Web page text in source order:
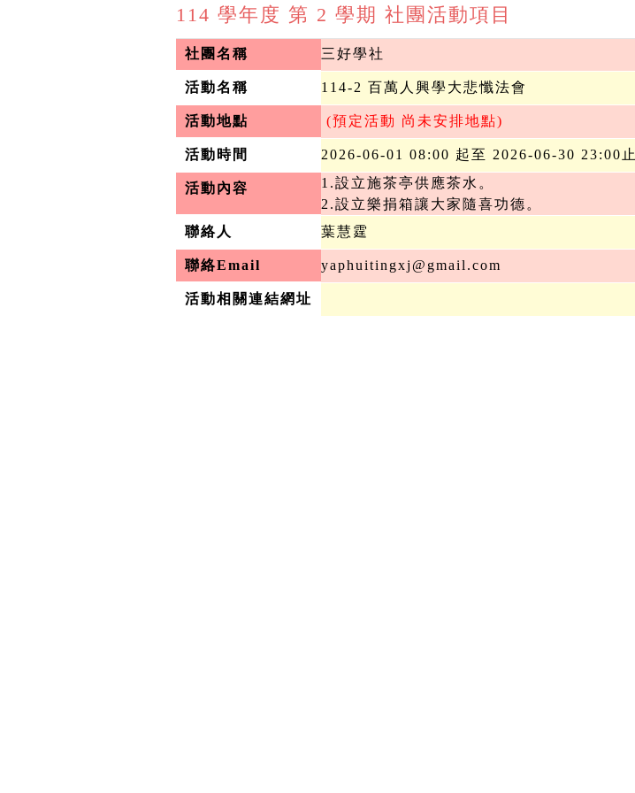
114 學年度 第 2 學期 社團活動項目
社團名稱 三好學社
活動名稱 114-2 百萬人興學大悲懺法會
活動地點 (預定活動 尚未安排地點)
活動時間 2026-06-01 08:00 起至 2026-06-30 23:00止
活動內容
1.設立施茶亭供應茶水。
2.設立樂捐箱讓大家隨喜功德。
聯絡人
葉慧霆
聯絡Email yaphuitingxj@gmail.com
活動相關連結網址